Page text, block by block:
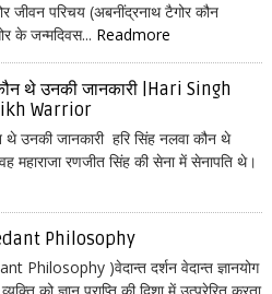
जीवन परिचय (अबनींद्रनाथ टैगोर कौन
के जन्मदिवस... Readmore
थे उनकी जानकारी |Hari Singh
Warrior
थे उनकी जानकारी हरि सिंह नलवा कौन थे
महाराजा रणजीत सिंह की सेना में सेनापति थे।
Philosophy
Philosophy )वेदान्त दर्शन वेदान्त ज्ञानयोग